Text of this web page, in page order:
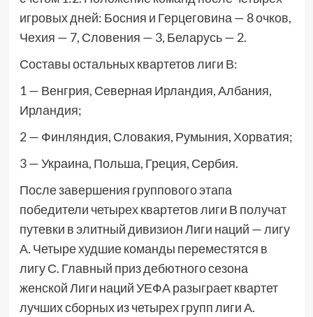
игровых дней: Босния и Герцеговина — 8 очков,
Чехия — 7, Словения — 3, Беларусь — 2.
Составы остальных квартетов лиги В:
1 — Венгрия, Северная Ирландия, Албания,
Ирландия;
2 — Финляндия, Словакия, Румыния, Хорватия;
3 — Украина, Польша, Греция, Сербия.
После завершения группового этапа
победители четырех квартетов лиги В получат
путевки в элитный дивизион Лиги наций — лигу
А. Четыре худшие команды переместятся в
лигу С. Главный приз дебютного сезона
женской Лиги наций УЕФА разыграет квартет
лучших сборных из четырех групп лиги А.